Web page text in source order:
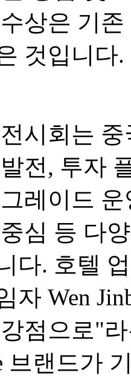
상은 기
것입니다.
시회는
전, 투자
레이드
심 등 다
다. 호텔
자 Wen
점으로"
브랜드가